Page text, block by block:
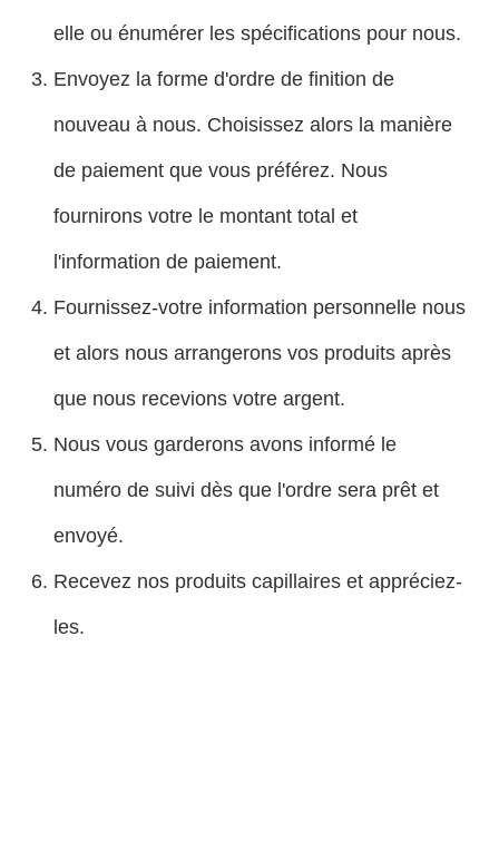
elle ou énumérer les spécifications pour nous.
Envoyez la forme d'ordre de finition de
nouveau à nous. Choisissez alors la manière
de paiement que vous préférez. Nous
fournirons votre le montant total et
l'information de paiement.
Fournissez-votre information personnelle nous
et alors nous arrangerons vos produits après
que nous recevions votre argent.
Nous vous garderons avons informé le
numéro de suivi dès que l'ordre sera prêt et
envoyé.
Recevez nos produits capillaires et appréciez-
les.